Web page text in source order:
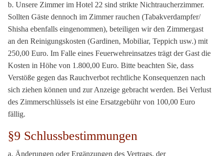
b. Unsere Zimmer im Hotel 22 sind strikte Nichtraucherzimmer.
Sollten Gäste dennoch im Zimmer rauchen (Tabakverdampfer/
Shisha ebenfalls eingenommen), beteiligen wir den Zimmergast
an den Reinigungskosten (Gardinen, Mobiliar, Teppich usw.) mit
250,00 Euro. Im Falle eines Feuerwehreinsatzes trägt der Gast die
Kosten in Höhe von 1.800,00 Euro. Bitte beachten Sie, dass
Verstöße gegen das Rauchverbot rechtliche Konsequenzen nach
sich ziehen können und zur Anzeige gebracht werden. Bei Verlust
des Zimmerschlüssels ist eine Ersatzgebühr von 100,00 Euro
fällig.
§9 Schlussbestimmungen
a. Änderungen oder Ergänzungen des Vertrags, der